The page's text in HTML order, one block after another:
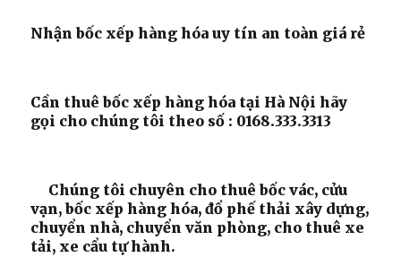
hóa-
Hà
Nội
Nhận bốc xếp hàng hóa uy tín an toàn giá rẻ
Cần thuê bốc xếp hàng hóa tại Hà Nội hãy
gọi cho chúng tôi theo số : 0168.333.3313
Chúng tôi chuyên cho thuê bốc vác, cửu
vạn, bốc xếp hàng hóa, đổ phế thải xây dựng,
chuyển nhà, chuyển văn phòng, cho thuê xe
tải, xe cẩu tự hành.